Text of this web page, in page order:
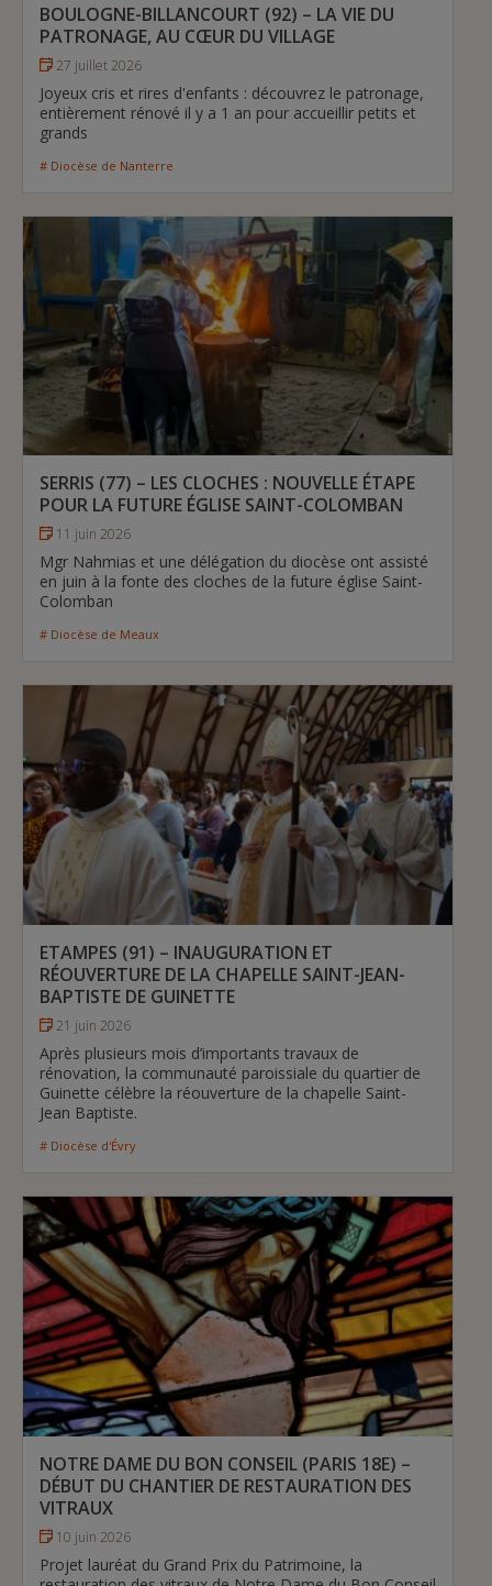
BOULOGNE-BILLANCOURT (92) – LA VIE DU
PATRONAGE, AU CŒUR DU VILLAGE
27 juillet 2026
Joyeux cris et rires d'enfants : découvrez le patronage,
entièrement rénové il y a 1 an pour accueillir petits et
grands
# Diocèse de Nanterre
SERRIS (77) – LES CLOCHES : NOUVELLE ÉTAPE
POUR LA FUTURE ÉGLISE SAINT-COLOMBAN
11 juin 2026
Mgr Nahmias et une délégation du diocèse ont assisté
en juin à la fonte des cloches de la future église Saint-
Colomban
# Diocèse de Meaux
ETAMPES (91) – INAUGURATION ET
RÉOUVERTURE DE LA CHAPELLE SAINT-JEAN-
BAPTISTE DE GUINETTE
21 juin 2026
Après plusieurs mois d’importants travaux de
rénovation, la communauté paroissiale du quartier de
Guinette célèbre la réouverture de la chapelle Saint-
Jean Baptiste.
# Diocèse d'Évry
NOTRE DAME DU BON CONSEIL (PARIS 18E) –
DÉBUT DU CHANTIER DE RESTAURATION DES
VITRAUX
10 juin 2026
Projet lauréat du Grand Prix du Patrimoine, la